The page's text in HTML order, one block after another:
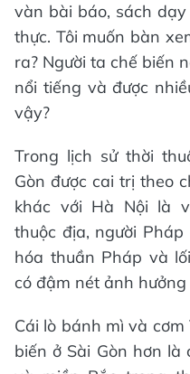
vàn bài báo, sách
thực. Tôi muốn bàn
ra? Người ta chế biến
nổi tiếng và được
vậy?
Trong lịch sử thời
Gòn được cai trị theo
khác với Hà Nội là
thuộc địa, người
hóa thuần Pháp và
có đậm nét ảnh
Cái lò bánh mì và
biến ở Sài Gòn hơn